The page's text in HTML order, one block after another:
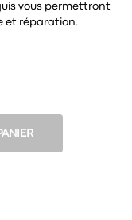
vous permettront
et réparation.